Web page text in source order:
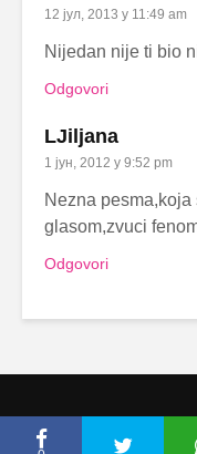
12 јул, 2013 у 11:49 am
Nijedan nije ti bio
Odgovori
LJiljana
1 јун, 2012 у 9:52 pm
Nezna
glasom,zvuci
Odgovori